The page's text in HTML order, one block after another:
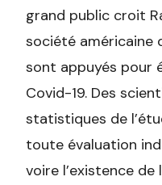
grand public croit
société américaine
sont appuyés pour
Covid-19. Des
statistiques de
toute évaluation
voire l’existence